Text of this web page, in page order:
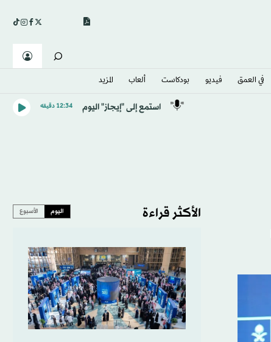
في العمق فيديو بودكاست ألعاب المزيد
استمع إلى "إيجاز" اليوم 12:34 دقيقه
الأكثر قراءة اليوم الأسبوع